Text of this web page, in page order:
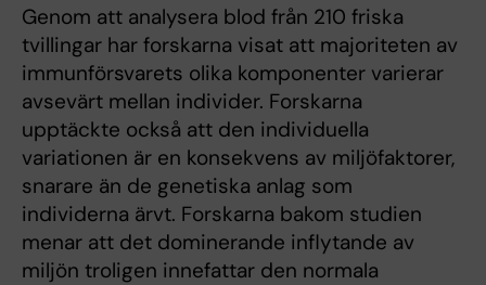
Genom att analysera blod från 210 friska
tvillingar har forskarna visat att majoriteten av
immunförsvarets olika komponenter varierar
avsevärt mellan individer. Forskarna
upptäckte också att den individuella
variationen är en konsekvens av miljöfaktorer,
snarare än de genetiska anlag som
individerna ärvt. Forskarna bakom studien
menar att det dominerande inflytande av
miljön troligen innefattar den normala